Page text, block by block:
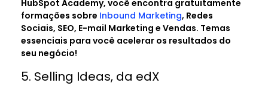
HubSpot Academy, você encontra gratuitamente
formações sobre Inbound Marketing, Redes
Sociais, SEO, E-mail Marketing e Vendas. Temas
essenciais para você acelerar os resultados do
seu negócio!
5. Selling Ideas, da edX